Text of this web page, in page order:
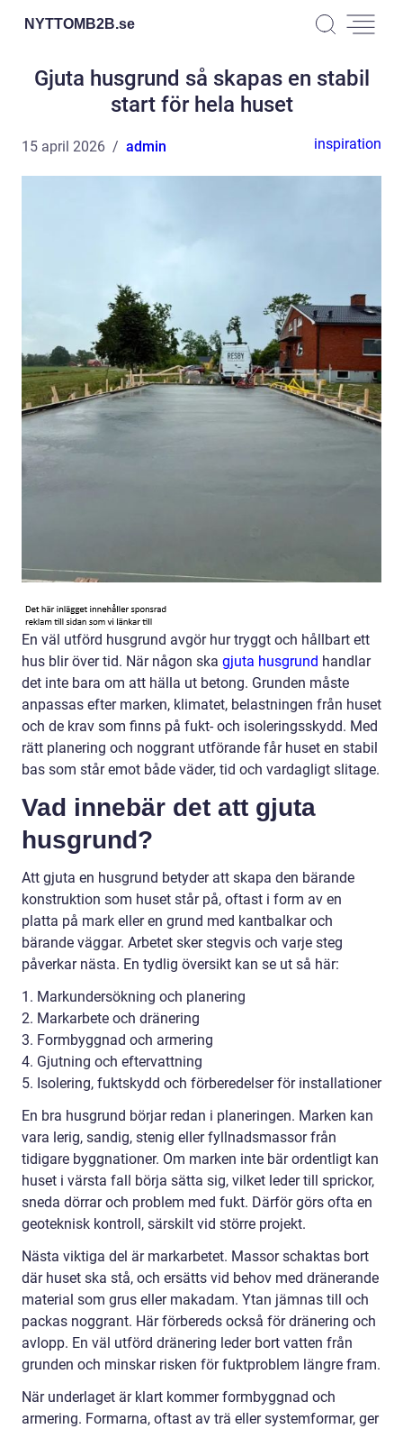
NYTTOMB2B.se
Gjuta husgrund så skapas en stabil
start för hela huset
15 april 2026 admin inspiration
En väl utförd husgrund avgör hur tryggt och hållbart ett
hus blir över tid. När någon ska gjuta husgrund handlar
det inte bara om att hälla ut betong. Grunden måste
anpassas efter marken, klimatet, belastningen från huset
och de krav som finns på fukt- och isoleringsskydd. Med
rätt planering och noggrant utförande får huset en stabil
bas som står emot både väder, tid och vardagligt slitage.
Vad innebär det att gjuta
husgrund?
Att gjuta en husgrund betyder att skapa den bärande
konstruktion som huset står på, oftast i form av en
platta på mark eller en grund med kantbalkar och
bärande väggar. Arbetet sker stegvis och varje steg
påverkar nästa. En tydlig översikt kan se ut så här:
1. Markundersökning och planering
2. Markarbete och dränering
3. Formbyggnad och armering
4. Gjutning och eftervattning
5. Isolering, fuktskydd och förberedelser för installationer
En bra husgrund börjar redan i planeringen. Marken kan
vara lerig, sandig, stenig eller fyllnadsmassor från
tidigare byggnationer. Om marken inte bär ordentligt kan
huset i värsta fall börja sätta sig, vilket leder till sprickor,
sneda dörrar och problem med fukt. Därför görs ofta en
geoteknisk kontroll, särskilt vid större projekt.
Nästa viktiga del är markarbetet. Massor schaktas bort
där huset ska stå, och ersätts vid behov med dränerande
material som grus eller makadam. Ytan jämnas till och
packas noggrant. Här förbereds också för dränering och
avlopp. En väl utförd dränering leder bort vatten från
grunden och minskar risken för fuktproblem längre fram.
När underlaget är klart kommer formbyggnad och
armering. Formarna, oftast av trä eller systemformar, ger